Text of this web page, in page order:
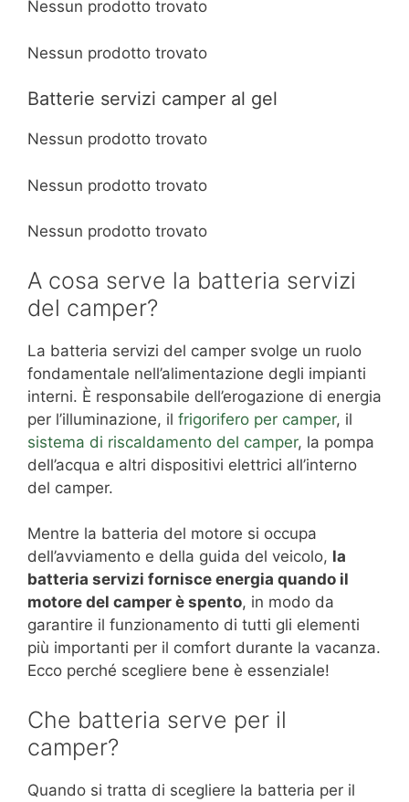
Nessun prodotto trovato
Nessun prodotto trovato
Batterie servizi camper al gel
Nessun prodotto trovato
Nessun prodotto trovato
Nessun prodotto trovato
A cosa serve la batteria servizi
del camper?
La batteria servizi del camper svolge un ruolo
fondamentale nell’alimentazione degli impianti
interni. È responsabile dell’erogazione di energia
per l’illuminazione, il frigorifero per camper, il
sistema di riscaldamento del camper, la pompa
dell’acqua e altri dispositivi elettrici all’interno
del camper.
Mentre la batteria del motore si occupa
dell’avviamento e della guida del veicolo, la
batteria servizi fornisce energia quando il
motore del camper è spento, in modo da
garantire il funzionamento di tutti gli elementi
più importanti per il comfort durante la vacanza.
Ecco perché scegliere bene è essenziale!
Che batteria serve per il
camper?
Quando si tratta di scegliere la batteria per il